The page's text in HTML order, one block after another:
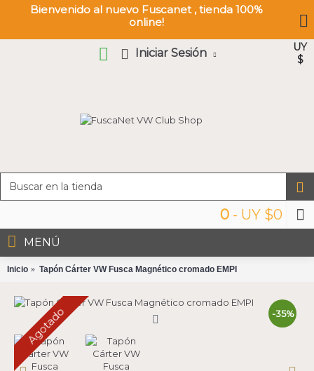
Bienvenido al nuevo Fuscanet , tienda 100%
online!
UY
$
Iniciar Sesión
0 - UY $0
MENÚ
Inicio Tapón Cárter VW Fusca Magnético cromado EMPI
-35%
Agotado